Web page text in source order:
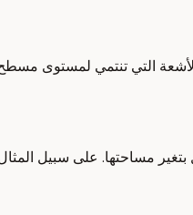
التي تنتمي لمستوى مسطح
مساحتها. على سبيل